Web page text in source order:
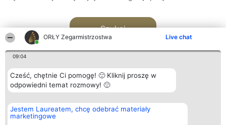
ORŁY Zegarmistrzostwa Live chat
09:04
Cześć, chętnie Ci pomogę! 🙂 Kliknij proszę w
odpowiedni temat rozmowy! 🙂
Jestem Laureatem, chcę odebrać materiały
marketingowe
Szukaj
Organizator plebiscytu
Bright Side Solutions sp. z o.
o. sp. k.
Plebiscyt
Laureaci
Kontakt
Kontakt